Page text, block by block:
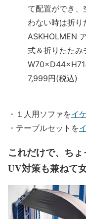
て配置ができ
わない時は折り
ASKHOLMEN
式＆折りたたみ
W70×D44×H71
7,999円(税込)
・１人用ソファをイ
・テーブルセットを
これだけで、ちょ
UV対策も兼ねて